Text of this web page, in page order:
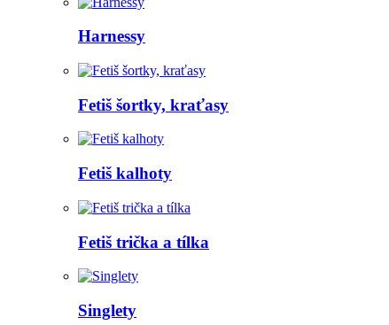
Harnessy
Fetiš šortky, kraťasy
Fetiš kalhoty
Fetiš trička a tílka
Singlety